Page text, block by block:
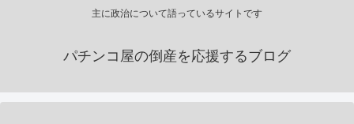
主に政治について語っているサイトです
パチンコ屋の倒産を応援するブログ